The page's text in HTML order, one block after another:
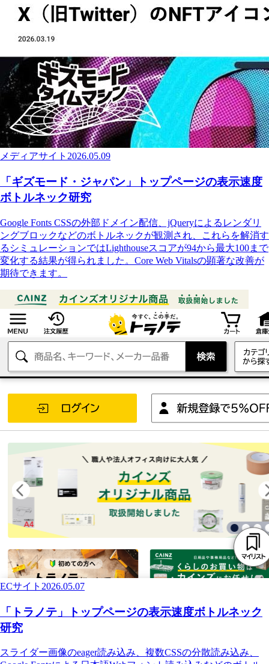
メディアサイト 2026.05.09
「ギズモード・ジャパン」トップページの表示速度
ボトルネック研究
Google Fonts CSSの外部ドメイン配信、jQueryによるレンダリ
ングブロックなどのボトルネックが観測され、これらを解消す
るシミュレーションではLighthouseスコアが94から最大100まで
変化する結果が得られました。Core Web Vitalsの顕著な改善が
期待できます。
ECサイト 2026.05.07
「トラノテ」トップページの表示速度ボトルネック
研究
スライダー画像のeager読み込み、複数CSSの分散読み込み、